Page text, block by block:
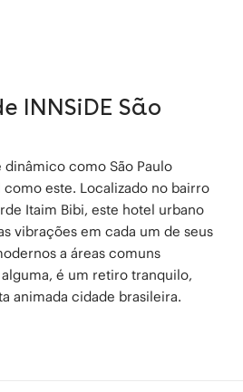
INNSiDE São
dinâmico como São Paulo
este. Localizado no bairro
Itaim Bibi, este hotel urbano
vibrações em cada um de seus
a áreas comuns
é um retiro tranquilo,
animada cidade brasileira.